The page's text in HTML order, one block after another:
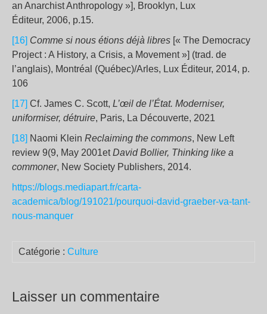
an Anarchist Anthropology »], Brooklyn, Lux
Éditeur, 2006, p.15.
[16] Comme si nous étions déjà libres [« The Democracy
Project : A History, a Crisis, a Movement »] (trad. de
l’anglais), Montréal (Québec)/Arles, Lux Éditeur, 2014, p.
106
[17] Cf. James C. Scott, L’œil de l’État. Moderniser,
uniformiser, détruire, Paris, La Découverte, 2021
[18] Naomi Klein Reclaiming the commons, New Left
review 9(9, May 2001etDavid Bollier, Thinking like a
commoner, New Society Publishers, 2014.
https://blogs.mediapart.fr/carta-
academica/blog/191021/pourquoi-david-graeber-va-tant-
nous-manquer
Catégorie : Culture
Laisser un commentaire